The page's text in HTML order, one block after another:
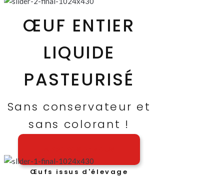
ŒUF ENTIER
LIQUIDE
PASTEURISÉ
Sans conservateur et
sans colorant !
Œufs issus d'élevage